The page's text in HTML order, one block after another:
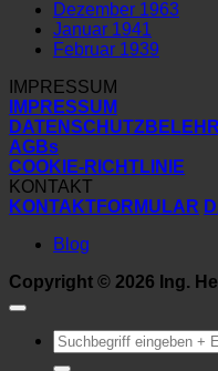
Dezember 1963
Januar 1941
Februar 1939
IMPRESSUM
IMPRESSUM
AGBs
COOKIE-RICHTLINIE
KONTAKT
KONTAKTFORMULAR
Blog
Copyright © 2026 Ing.
Suchen
nach: